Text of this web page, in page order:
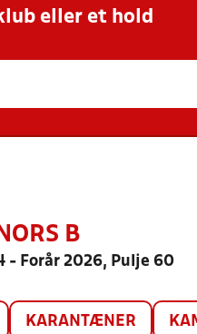
eller et hold
NORS B
- Forår 2026, Pulje 60
KARANTÆNER